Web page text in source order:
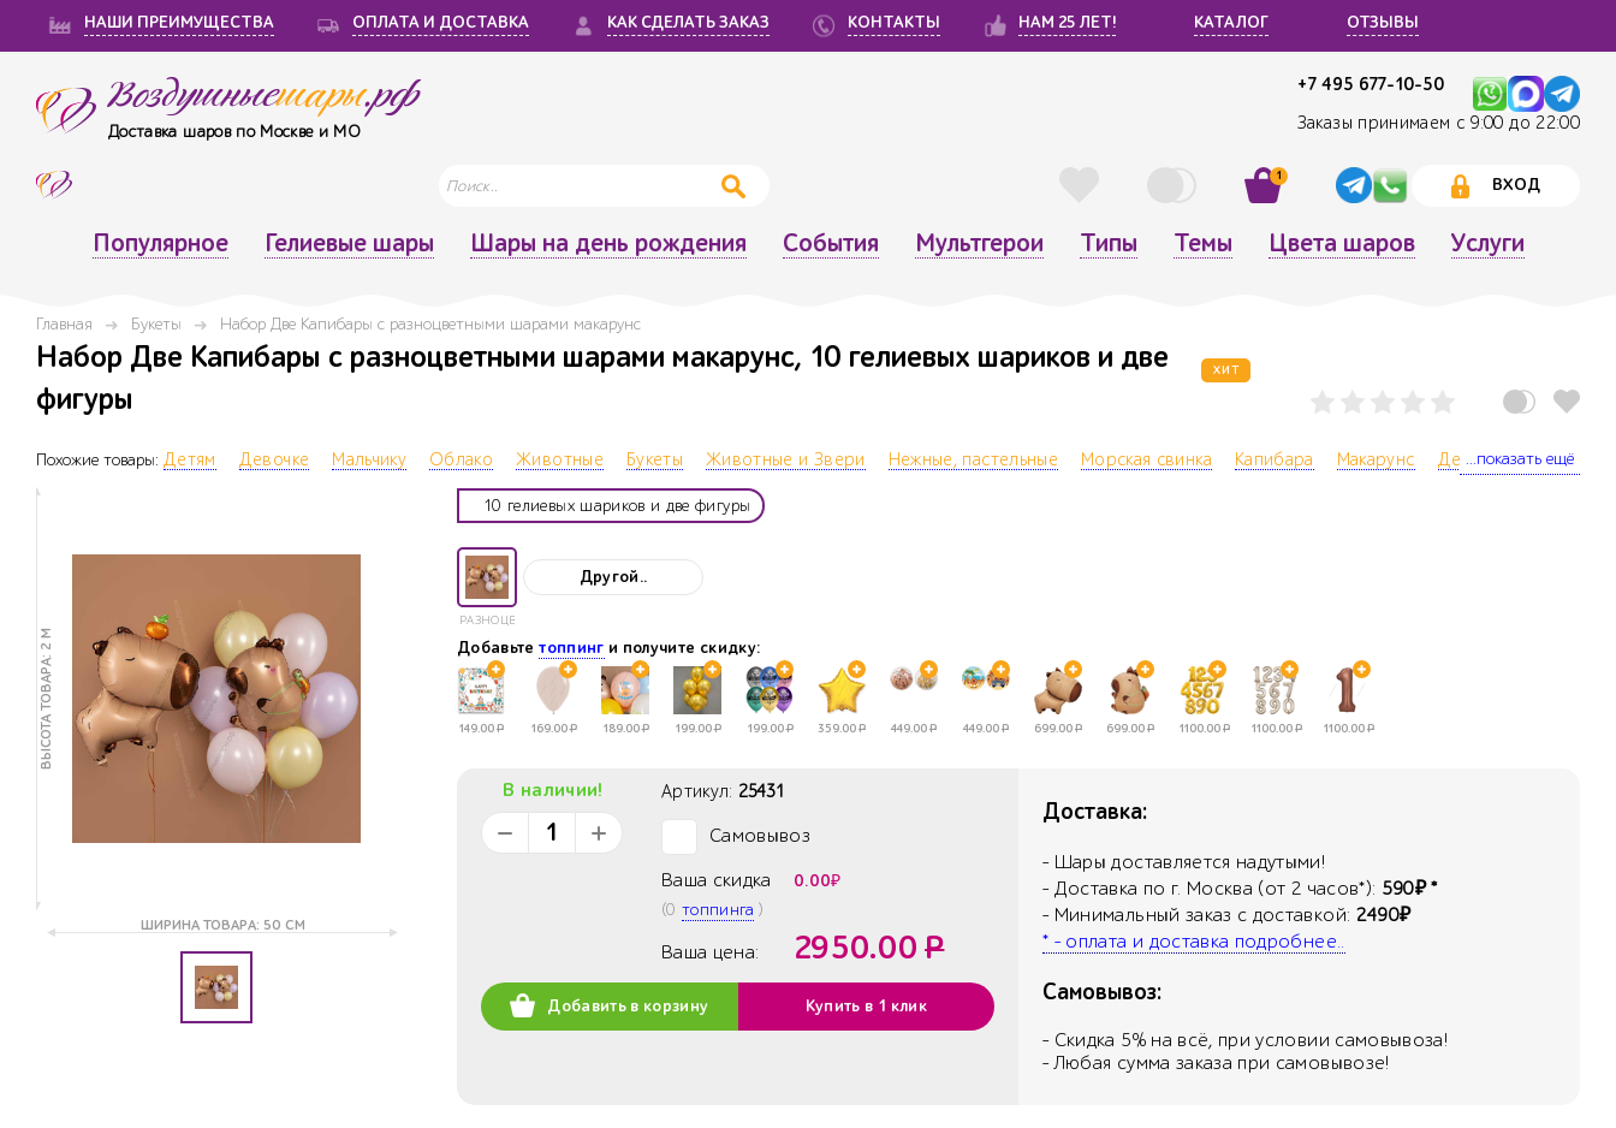
НАШИ ПРЕИМУЩЕСТВА ОПЛАТА И ДОСТАВКА КАК СДЕЛАТЬ ЗАКАЗ КОНТАКТЫ НАМ 25 ЛЕТ! КАТАЛОГ ОТЗЫВЫ
Воздушныешары.рф
Доставка шаров по Москве и МО
+7 495 677-10-50
Заказы принимаем с 9:00 до 22:00
1
ВХОД
Популярное Гелиевые шары Шары на день рождения События Мультгерои Типы Темы Цвета шаров Услуги
Главная Букеты Набор Две Капибары с разноцветными шарами макарунс
Набор Две Капибары с разноцветными шарами макарунс, 10 гелиевых шариков и две
фигуры
ХИТ
...показать ещё
Похожие товары: Детям Девочке Мальчику Облако Животные Букеты Животные и Звери Нежные, пастельные Морская свинка Капибара Макарунс День рождения
ВЫСОТА ТОВАРА: 2 М
ШИРИНА ТОВАРА: 50 СМ
10 гелиевых шариков и две фигуры
РАЗНОЦВЕТНЫЕ
Другой..
Добавьтетоппинг и получите скидку:
149.00Р 169.00Р 189.00Р 199.00Р 199.00Р 359.00Р 449.00Р 449.00Р 699.00Р 699.00Р 1100.00Р 1100.00Р 1100.00Р
В наличии! Артикул: 25431
Самовывоз
Ваша скидка 0.00₽
(0 топпинга )
Ваша цена: 2950.00 Р
Добавить в корзину Купить в 1 клик
Доставка:
- Шары доставляется надутыми!
- Доставка по г. Москва (от 2 часов*): 590₽ *
- Минимальный заказ с доставкой: 2490₽
* - оплата и доставка подробнее..
Самовывоз:
- Скидка 5% на всё, при условии самовывоза!
- Любая сумма заказа при самовывозе!